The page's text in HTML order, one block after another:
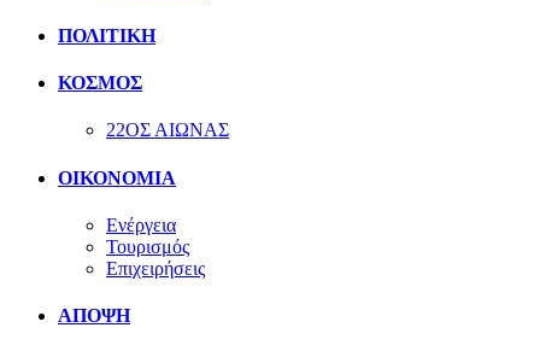
ΠΟΛΙΤΙΚΗ
ΚΟΣΜΟΣ
22ΟΣ ΑΙΩΝΑΣ
ΟΙΚΟΝΟΜΙΑ
Ενέργεια
Τουρισμός
Επιχειρήσεις
ΑΠΟΨΗ